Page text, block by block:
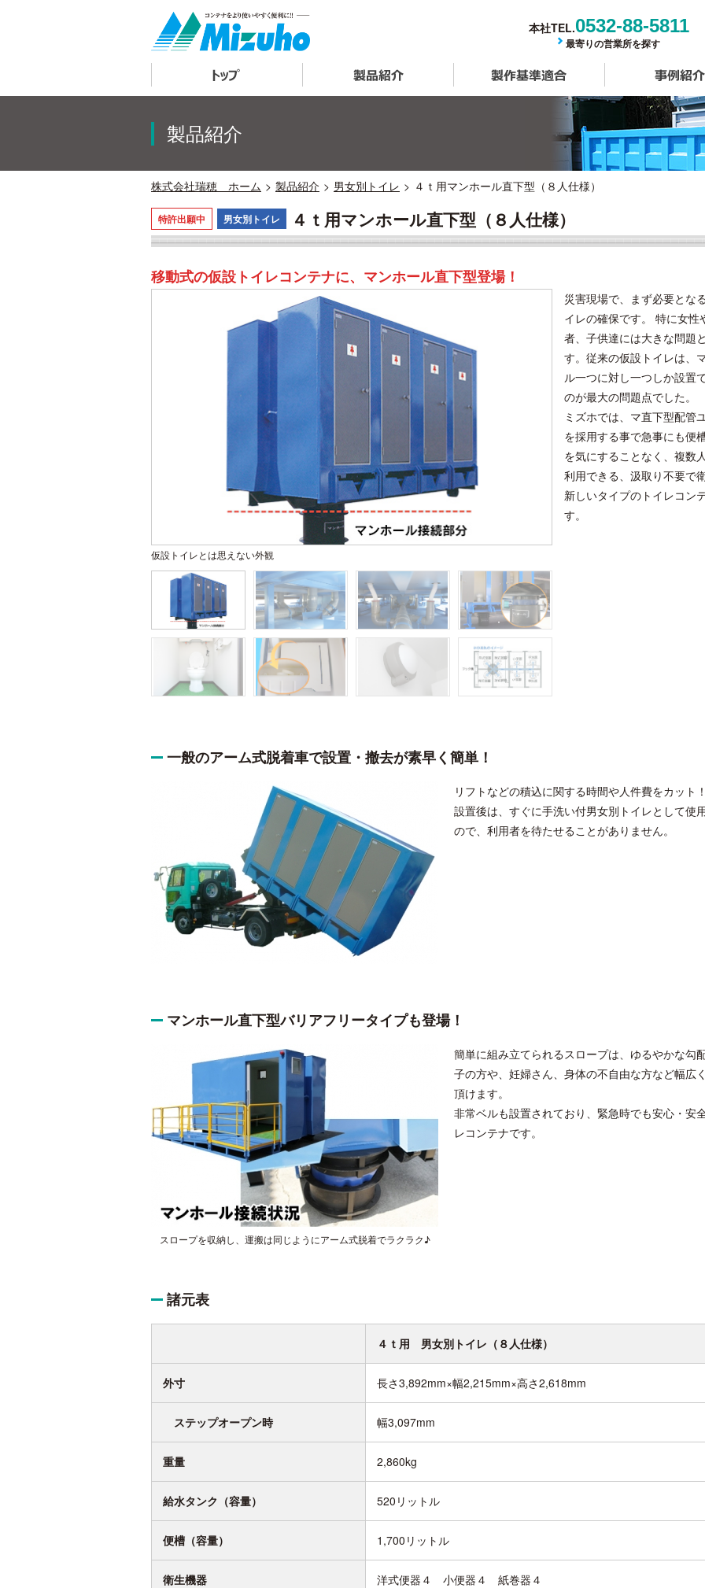
本社TEL.0532-88-5811
最寄りの営業所を探す
製品紹介 製作基準適合
製品紹介
株式会社瑞穂 ホーム 製品紹介 男女別トイレ ４ｔ用マンホール直下型（８人仕様）
特許出願中 男女別トイレ ４ｔ用マンホール直下型（８人仕様）
移動式の仮設トイレコンテナに、マンホール直下型登場！
仮設トイレとは思えない外観
災害現場で、まず必要とな
イレの確保です。 特に女性
者、子供達には大きな問題
す。従来の仮設トイレは、
ル一つに対し一つしか設置
のが最大の問題点でした。
ミズホでは、マ直下型配管
を採用する事で急事にも便
を気にすることなく、複数
利用できる、汲取り不要で
新しいタイプのトイレコン
す。
一般のアーム式脱着車で設置・撤去が素早く簡単！
リフトなどの積込に関する時間や人件費をカット
設置後は、すぐに手洗い付男女別トイレとして使
ので、利用者を待たせることがありません。
マンホール直下型バリアフリータイプも登場！
スロープを収納し、運搬は同じようにアーム式脱着でラクラク♪
簡単に組み立てられるスロープは、ゆるやかな勾
子の方や、妊婦さん、身体の不自由な方など幅広
頂けます。
非常ベルも設置されており、緊急時でも安心・安
レコンテナです。
諸元表
４ｔ用 男女別トイレ（８人仕様）
外寸 長さ3,892mm×幅2,215mm×高さ2,618mm
ステップオープン時 幅3,097mm
重量 2,860kg
給水タンク（容量） 520リットル
便槽（容量） 1,700リットル
衛生機器 洋式便器４ 小便器４ 紙巻器４